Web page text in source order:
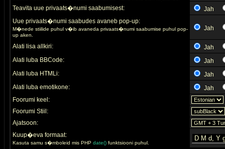
Teavita uue privaats�numi saabumisest:
Jah
Uue privaats�numi saabudes avaneb pop-up:
M�nede stiilide puhul v�ib avaneda privaats�numi saabumise puhul pop-
up aken.
Jah
Alati lisa allkiri:
Jah
Alati luba BBCode:
Jah
Alati luba HTMLi:
Jah
Alati luba emotikone:
Jah
Foorumi keel:
Foorumi Stiil:
Ajatsoon:
Kuup�eva formaat:
Kasuta samu s�mboleid mis PHP date() funktsiooni puhul.